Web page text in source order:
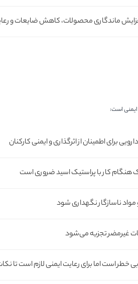
ماندگاری محصولات، کاهش ضایعات و
ایمنی است:
برای اطمینان از اثرگذاری و ایمنی کارکنان
کار با پراستیک اسید ضروری است
ناسازگار نگهداری شود
غیرمضر تجزیه می‌شود
خطر است اما برای رعایت ایمنی لازم است تا